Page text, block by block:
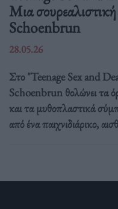
Μια
Schoenbrun
28.05.26
Στο "Teenage Sex and
Schoenbrun θολώνει τα
και τα μυθοπλαστικά
από ένα παιχνιδιάρικο,